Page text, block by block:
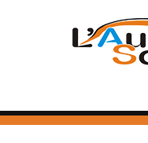
HOME